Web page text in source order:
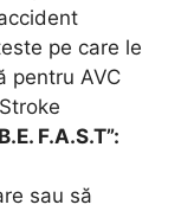
pe care le
pentru AVC
F.A.S.T”:
sau să